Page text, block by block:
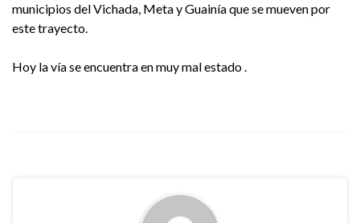
municipios del Vichada, Meta y Guainía que se mueven por
este trayecto.
Hoy la vía se encuentra en muy mal estado .